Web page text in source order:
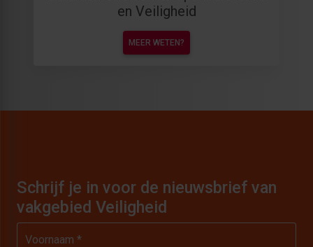
en Veiligheid
MEER WETEN?
Schrijf je in voor de nieuwsbrief van
vakgebied Veiligheid
Voornaam *